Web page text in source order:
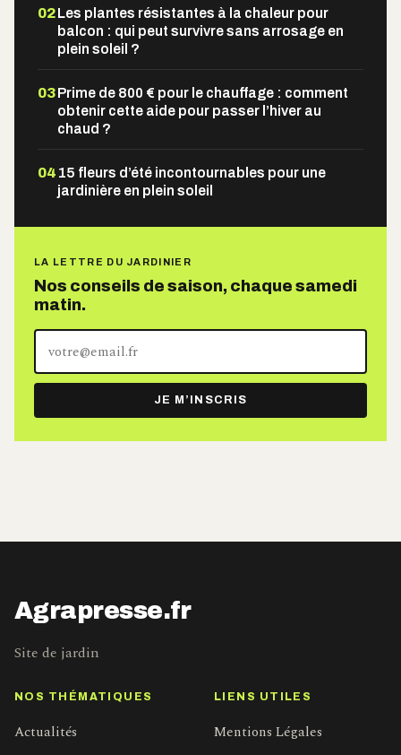
02Les plantes résistantes à la chaleur pour
balcon : qui peut survivre sans arrosage en
plein soleil ?
03Prime de 800 € pour le chauffage : comment
obtenir cette aide pour passer l’hiver au
chaud ?
04 15 fleurs d’été incontournables pour une
jardinière en plein soleil
LA LETTRE DU JARDINIER
Nos conseils de saison, chaque samedi
matin.
adresse
e-
mail
JE M’INSCRIS
Agrapresse.fr
Site de jardin
NOS THÉMATIQUES
Actualités
LIENS UTILES
Mentions Légales